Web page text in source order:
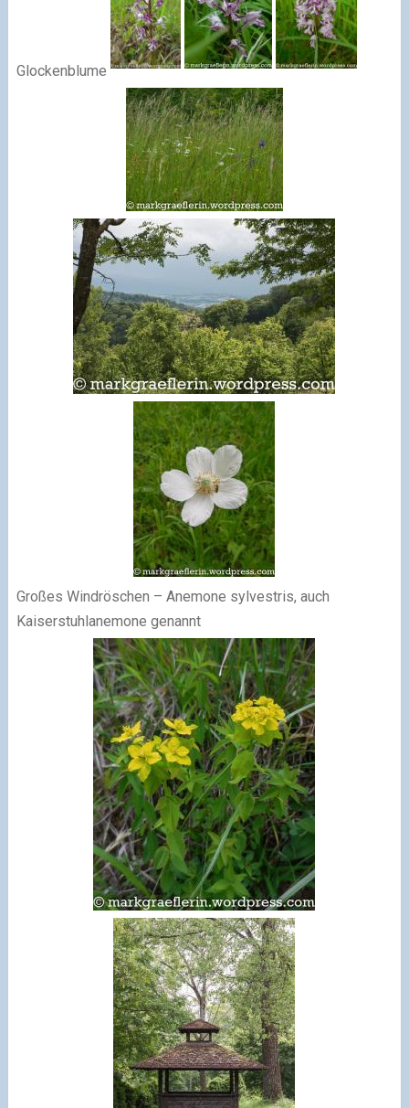
Glockenblume
Großes Windröschen – Anemone sylvestris, auch
Kaiserstuhlanemone genannt